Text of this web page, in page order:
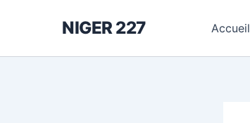
NIGER 227 Accueil